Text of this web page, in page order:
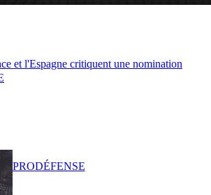
et l'Espagne critiquent une nomination
PRODÉFENSE